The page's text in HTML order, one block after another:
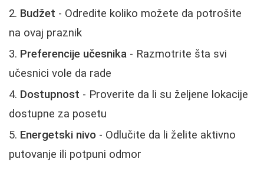
Budžet - Odredite koliko možete da potrošite
na ovaj praznik
Preferencije učesnika - Razmotrite šta svi
učesnici vole da rade
Dostupnost - Proverite da li su željene lokacije
dostupne za posetu
Energetski nivo - Odlučite da li želite aktivno
putovanje ili potpuni odmor